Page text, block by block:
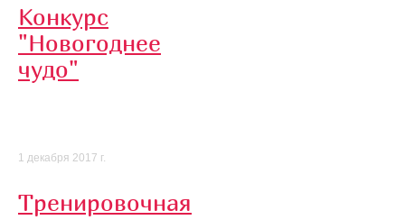
Конкурс
"Новогоднее
чудо"
1 декабря 2017 г.
Тренировочная